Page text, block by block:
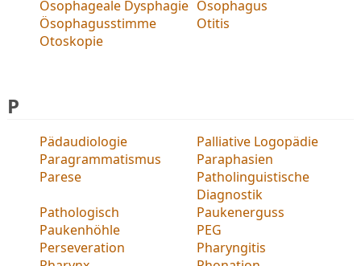
Ösophageale Dysphagie Ösophagus
Ösophagusstimme
Otitis
Otoskopie
P
Pädaudiologie
Palliative Logopädie
Paragrammatismus
Paraphasien
Parese
Patholinguistische
Diagnostik
Pathologisch
Paukenerguss
Paukenhöhle
PEG
Perseveration
Pharyngitis